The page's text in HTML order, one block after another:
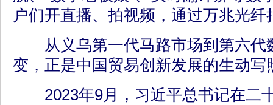
户们开直播、拍视频，通过万兆光
从义乌第一代马路市场到第六代
变，正是中国贸易创新发展的生动写
2023年9月，习近平总书记在二